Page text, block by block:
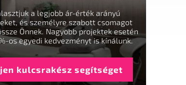
a legjobb ár-érték arányú
és személyre szabott csomagot
Önnek. Nagyobb projektek esetén
os egyedi kedvezményt is kínálunk.
kulcsrakész segítséget